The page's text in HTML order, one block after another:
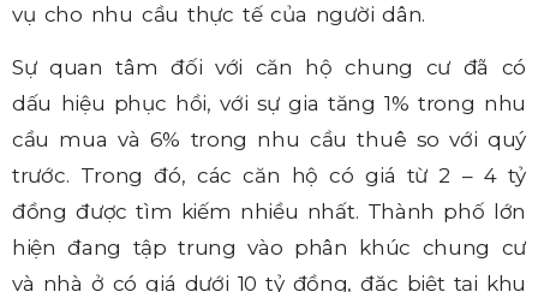
vụ cho nhu cầu thực tế của người dân.
Sự quan tâm đối với căn hộ chung cư đã có
dấu hiệu phục hồi, với sự gia tăng 1% trong nhu
cầu mua và 6% trong nhu cầu thuê so với quý
trước. Trong đó, các căn hộ có giá từ 2 – 4 tỷ
đồng được tìm kiếm nhiều nhất. Thành phố lớn
hiện đang tập trung vào phân khúc chung cư
và nhà ở có giá dưới 10 tỷ đồng, đặc biệt tại khu